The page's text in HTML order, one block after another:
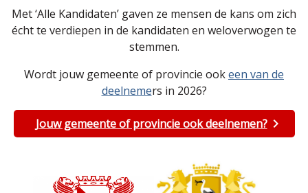
Met ‘Alle Kandidaten’ gaven ze mensen de kans om zich
écht te verdiepen in de kandidaten en weloverwogen te
stemmen.
Wordt jouw gemeente of provincie ookeen van de
deelnemers in 2026?
Jouw gemeente of provincie ook deelnemen?